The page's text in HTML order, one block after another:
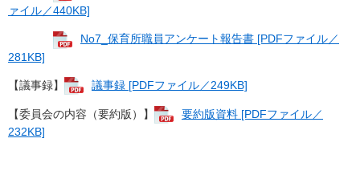
ァイル／440KB]
No7_保育所職員アンケート報告書 [PDFファイル／
281KB]
【議事録】 議事録 [PDFファイル／249KB]
【委員会の内容（要約版）】
要約版資料 [PDFファイル／
232KB]